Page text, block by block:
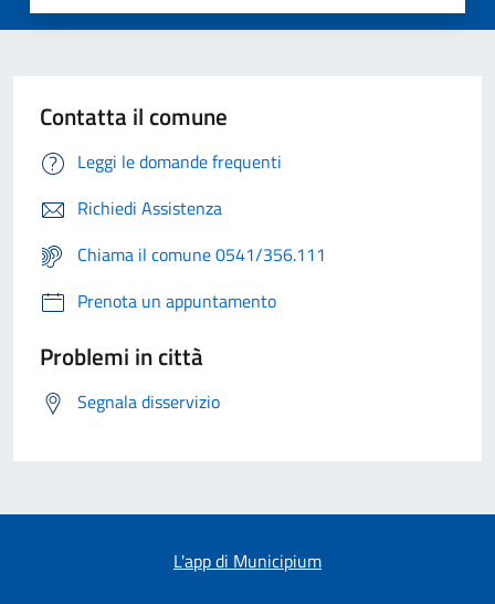
Contatta il comune
Leggi le domande frequenti
Richiedi Assistenza
Chiama il comune 0541/356.111
Prenota un appuntamento
Problemi in città
Segnala disservizio
L'app di Municipium